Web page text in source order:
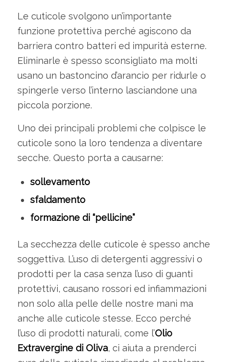
Le cuticole svolgono un’importante
funzione protettiva perché agiscono da
barriera contro batteri ed impurità esterne.
Eliminarle è spesso sconsigliato ma molti
usano un bastoncino d’arancio per ridurle o
spingerle verso l’interno lasciandone una
piccola porzione.
Uno dei principali problemi che colpisce le
cuticole sono la loro tendenza a diventare
secche. Questo porta a causarne:
sollevamento
sfaldamento
formazione di “pellicine”
La secchezza delle cuticole è spesso anche
soggettiva. L’uso di detergenti aggressivi o
prodotti per la casa senza l’uso di guanti
protettivi, causano rossori ed infiammazioni
non solo alla pelle delle nostre mani ma
anche alle cuticole stesse. Ecco perché
l’uso di prodotti naturali, come l’Olio
Extravergine di Oliva, ci aiuta a prenderci